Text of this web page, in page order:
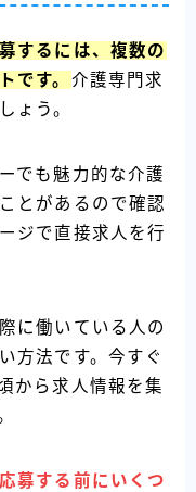
するには、複数の
です。 介護専門求
ょう。
でも魅力的な介護
とがあるので確認
ジで直接求人を行
に働いている人の
方法です。今すぐ
から求人情報を集
募する前にいくつ